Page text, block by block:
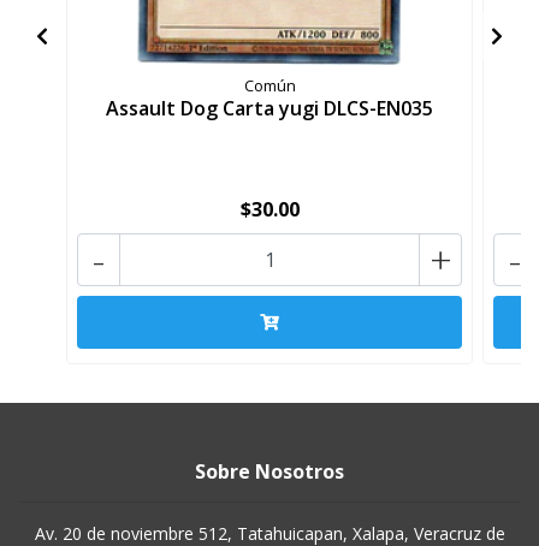
Común
Assault Dog Carta yugi DLCS-EN035
$30.00
+
- -
Sobre Nosotros
Av. 20 de noviembre 512, Tatahuicapan, Xalapa, Veracruz de